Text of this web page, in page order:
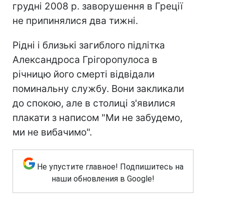
грудні 2008 р. заворушення в Греції
не припинялися два тижні.
Рідні і близькі загиблого підлітка
Александроса Грігоропулоса в
річницю його смерті відвідали
поминальну службу. Вони закликали
до спокою, але в столиці з'явилися
плакати з написом "Ми не забудемо,
ми не вибачимо".
Не упустите главное! Подпишитесь на
наши обновления в Google!